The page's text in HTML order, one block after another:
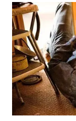
Quando
utilidade
reduzi-los
metabólica
O